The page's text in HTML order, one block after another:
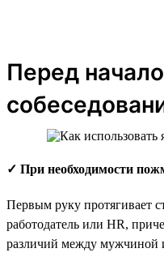
Перед
✓ При необходимости
Первым руку протягивает
работодатель или HR,
различий между